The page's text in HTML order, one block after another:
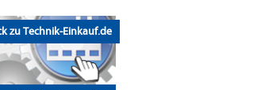
zu Technik-Einkauf.de